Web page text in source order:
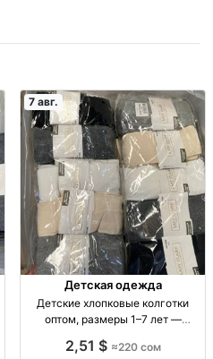
7 авг.
Детская одежда
Детские хлопковые колготки
оптом, размеры 1–7 лет —
колготки, р-ры 1–3, 3–5, 5–7 лет,
2,51 $ ≈220 сом